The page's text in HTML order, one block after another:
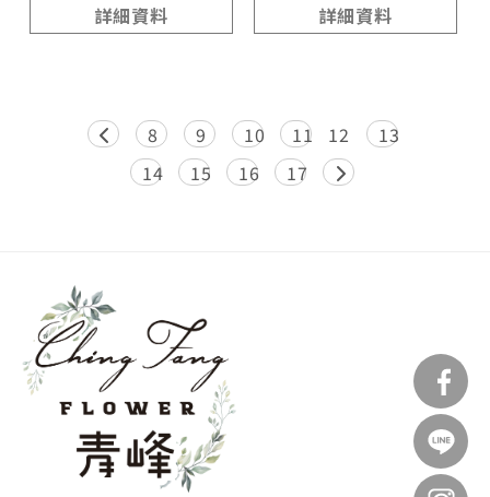
詳細資料
詳細資料
8 9 10 11 12
13
14
15 16 17